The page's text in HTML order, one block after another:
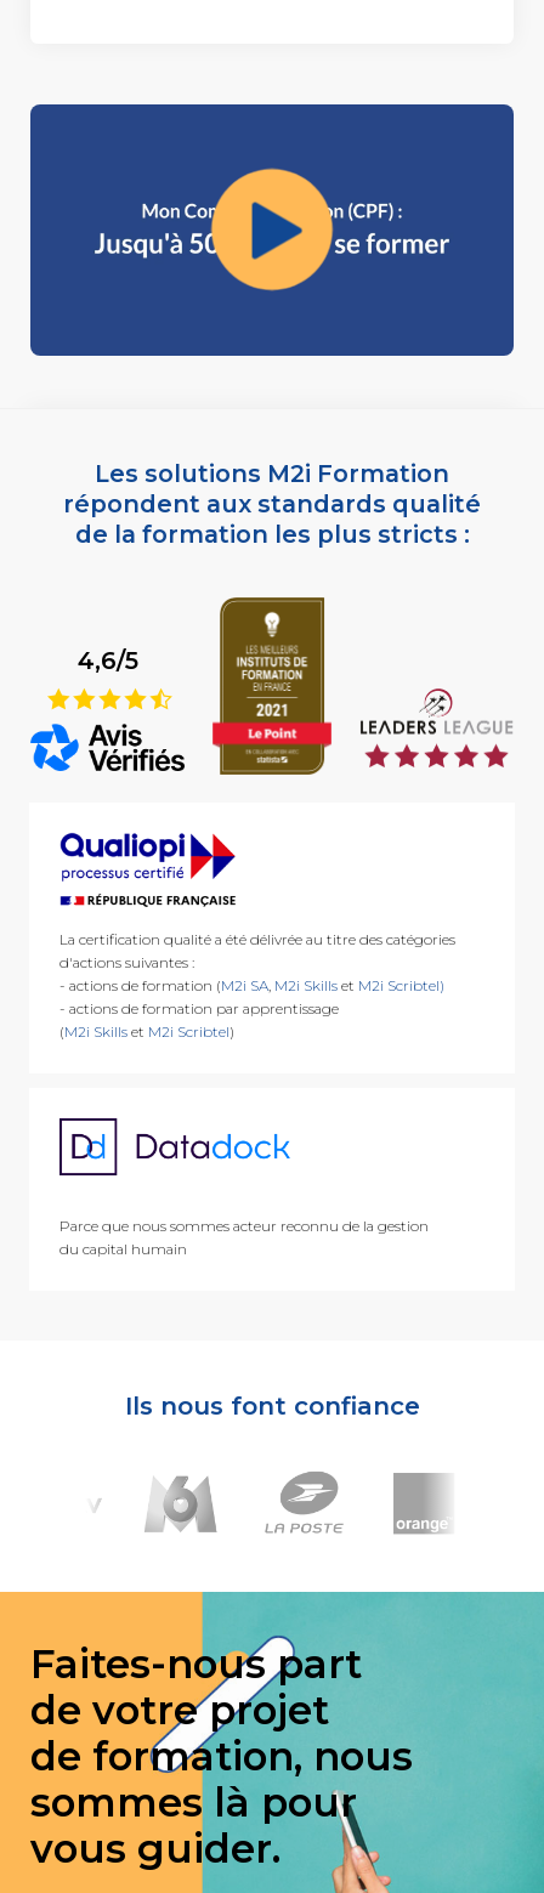
Les solutions M2i Formation
répondent aux standards qualité
de la formation les plus stricts :
4,6/5
9
La certification qualité a été délivrée au titre des catégories
d'actions suivantes :
- actions de formation (M2i SA, M2i Skillset M2i Scribtel)
- actions de formation par apprentissage
(M2i Skillset M2i Scribtel)
Parce que nous sommes acteur reconnu de la gestion
du capital humain
Ils nous font confiance
Faites-nous part
de votre projet
de formation, nous
sommes là pour
vous guider.